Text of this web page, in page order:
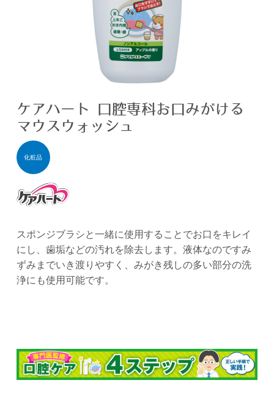
ケアハート 口腔専科お口みがける
マウスウォッシュ
化粧品
スポンジブラシと一緒に使用することでお口をキレイ
にし、歯垢などの汚れを除去します。液体なのですみ
ずみまでいき渡りやすく、みがき残しの多い部分の洗
浄にも使用可能です。